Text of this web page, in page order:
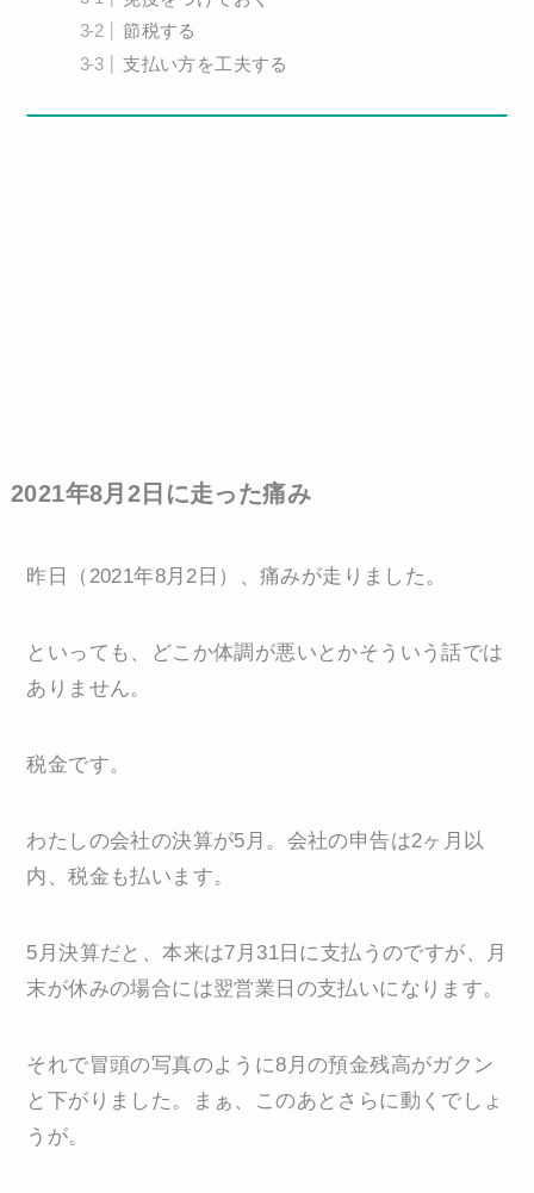
節税する
支払い方を工夫する
2021年8月2日に走った痛み
昨日（2021年8月2日）、痛みが走りました。
といっても、どこか体調が悪いとかそういう話では
ありません。
税金です。
わたしの会社の決算が5月。会社の申告は2ヶ月以
内、税金も払います。
5月決算だと、本来は7月31日に支払うのですが、月
末が休みの場合には翌営業日の支払いになります。
それで冒頭の写真のように8月の預金残高がガクン
と下がりました。まぁ、このあとさらに動くでしょ
うが。